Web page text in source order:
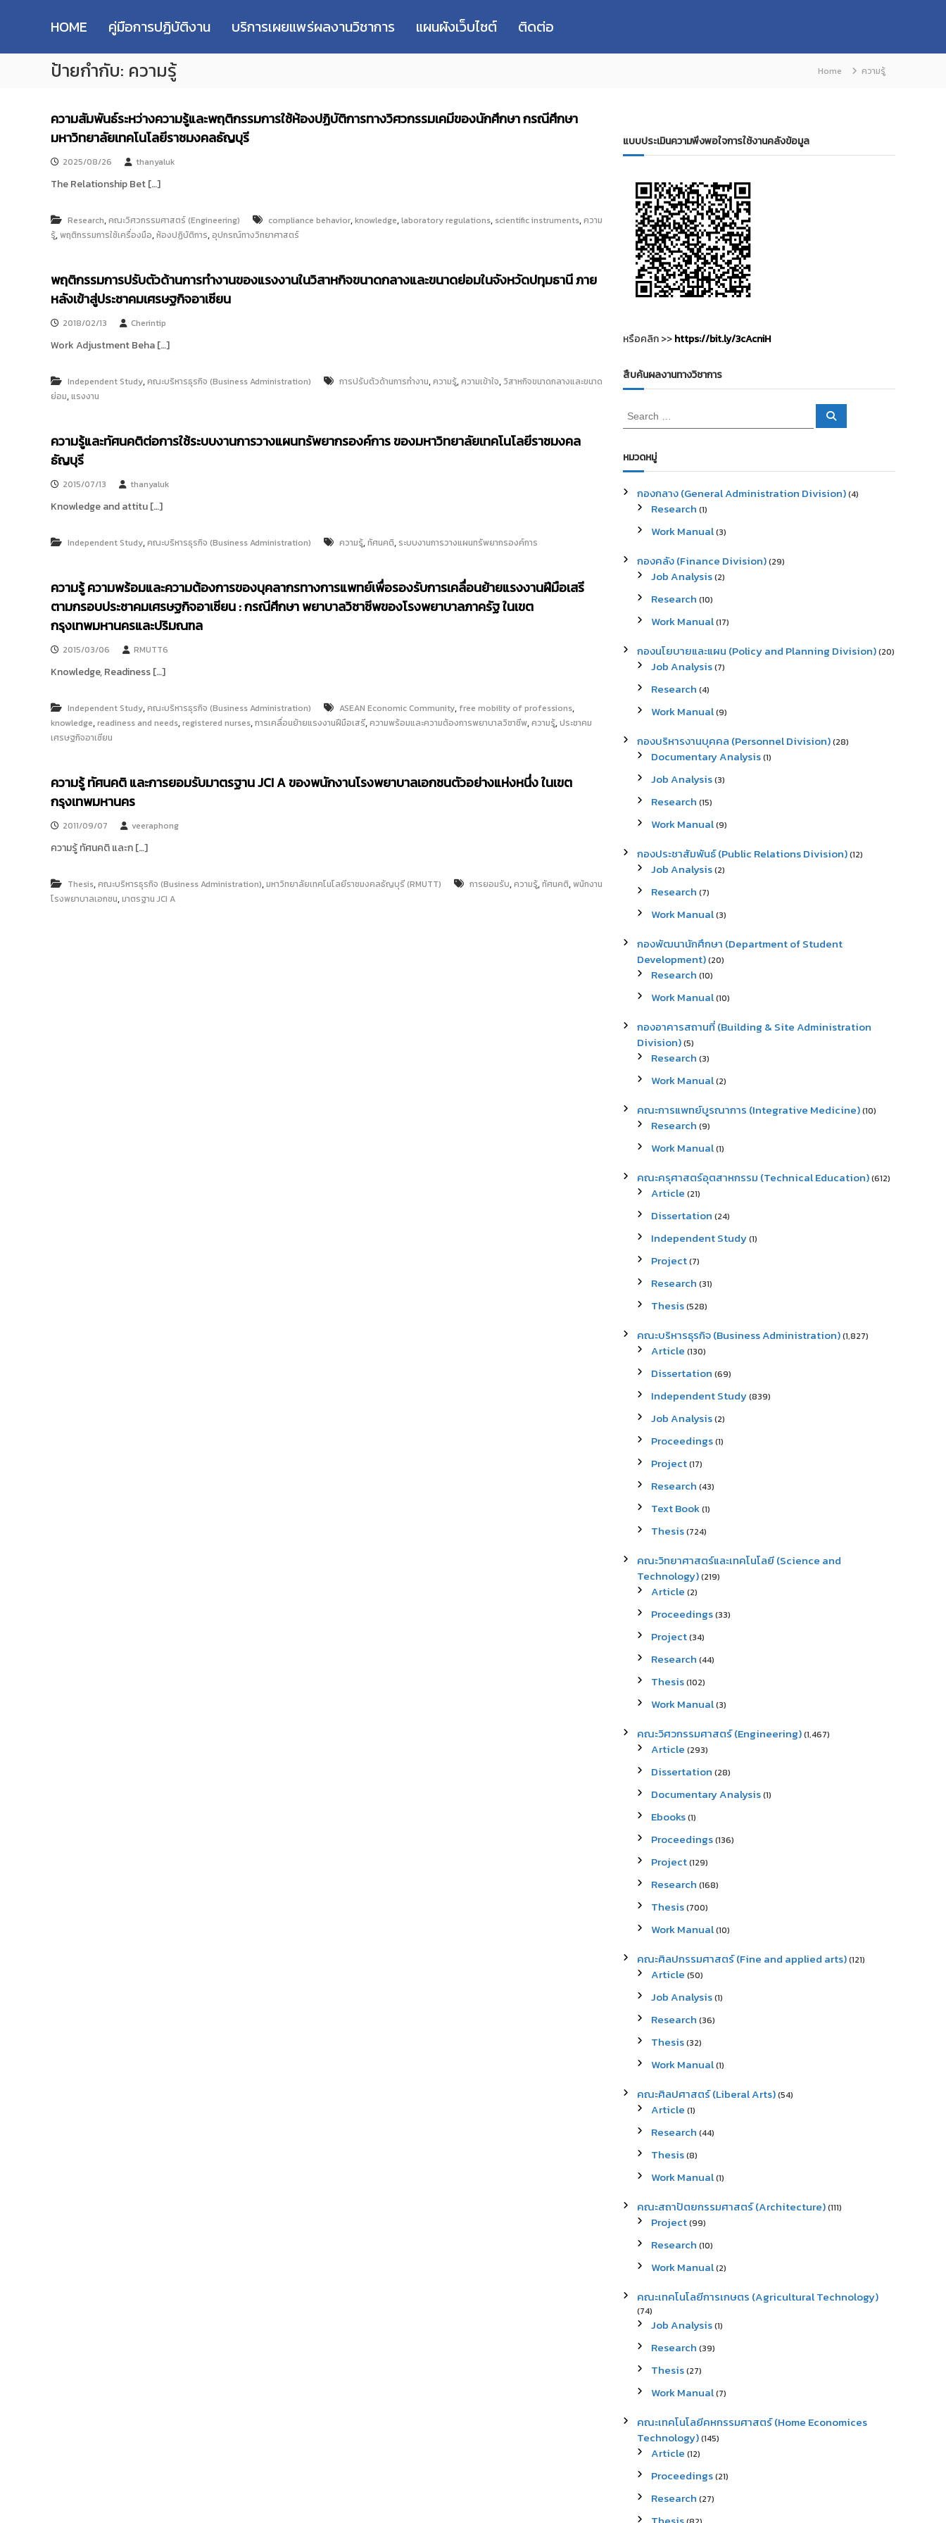
p
M
T
T
e
s
e
a
r
c
h
R
e
o
s
t
o
y
:
ง
ข้
อ
ล
า
วิ
จั
ย
ห
วิ
ท
ย
เ
โ
โ
า
ช
ม
ง
ล
ญ
บุ
HOME คู่มือการปฏิบัติงาน บริการเผยแพร่ผลงานวิชาการ แผนผังเว็บไซต์ ติดต่อ
ป้ายกำกับ: ความรู้ Home ความรู้
ความสัมพันธ์ระหว่างความรู้และพฤติกรรมการใช้ห้องปฏิบัติการทางวิศวกรรมเคมีของนักศึกษา กรณีศึกษา
มหาวิทยาลัยเทคโนโลยีราชมงคลธัญบุรี
2025/08/26 thanyaluk
The Relationship Bet […]
Research,คณะวิศวกรรมศาสตร์ (Engineering) compliance behavior,knowledge,laboratory regulations, scientific instruments,ความ
รู้,พฤติกรรมการใช้เครื่องมือ,ห้องปฏิบัติการ,อุปกรณ์ทางวิทยาศาสตร์
พฤติกรรมการปรับตัวด้านการทำงานของแรงงานในวิสาหกิจขนาดกลางและขนาดย่อมในจังหวัดปทุมธานี ภาย
หลังเข้าสู่ประชาคมเศรษฐกิจอาเซียน
2018/02/13 Cherintip
Work Adjustment Beha […]
Independent Study,คณะบริหารธุรกิจ (Business Administration) การปรับตัวด้านการทำงาน,ความรู้,ความเข้าใจ, วิสาหกิจขนาดกลางและขนาด
ย่อม,แรงงาน
ความรู้และทัศนคติต่อการใช้ระบบงานการวางแผนทรัพยากรองค์การ ของมหาวิทยาลัยเทคโนโลยีราชมงคล
ธัญบุรี
2015/07/13 thanyaluk
Knowledge and attitu […]
Independent Study,คณะบริหารธุรกิจ (Business Administration) ความรู้,ทัศนคติ, ระบบงานการวางแผนทรัพยากรองค์การ
ความรู้ ความพร้อมและความต้องการของบุคลากรทางการแพทย์เพื่อรองรับการเคลื่อนย้ายแรงงานฝีมือเสรี
ตามกรอบประชาคมเศรษฐกิจอาเซียน : กรณีศึกษา พยาบาลวิชาชีพของโรงพยาบาลภาครัฐ ในเขต
กรุงเทพมหานครและปริมณฑล
2015/03/06 RMUTT6
Knowledge, Readiness […]
Independent Study,คณะบริหารธุรกิจ (Business Administration) ASEAN Economic Community, free mobility of professions,
knowledge,readiness and needs,registered nurses,การเคลื่อนย้ายแรงงานฝีมือเสรี,ความพร้อมและความต้องการพยาบาลวิชาชีพ,ความรู้,ประชาคม
เศรษฐกิจอาเซียน
ความรู้ ทัศนคติ และการยอมรับมาตรฐาน JCI A ของพนักงานโรงพยาบาลเอกชนตัวอย่างแห่งหนึ่ง ในเขต
กรุงเทพมหานคร
2011/09/07 veeraphong
ความรู้ ทัศนคติ และก […]
Thesis,คณะบริหารธุรกิจ (Business Administration),มหาวิทยาลัยเทคโนโลยีราชมงคลธัญบุรี (RMUTT) การยอมรับ,ความรู้,ทัศนคติ,พนักงาน
โรงพยาบาลเอกชน,มาตรฐาน JCI A
แบบประเมินความพึงพอใจการใช้งานคลังข้อมูล
หรือคลิก >>https://bit.ly/3cAcniH
สืบค้นผลงานทางวิชาการ
S
e
r
c
f
S
หมวดหมู่
กองกลาง (General Administration Division)(4)
Research (1)
Work Manual(3)
กองคลัง (Finance Division)(29)
Job Analysis(2)
Research (10)
Work Manual(17)
กองนโยบายและแผน (Policy and Planning Division)(20)
Job Analysis(7)
Research (4)
Work Manual(9)
กองบริหารงานบุคคล (Personnel Division)(28)
Documentary Analysis(1)
Job Analysis(3)
Research (15)
Work Manual(9)
กองประชาสัมพันธ์ (Public Relations Division)(12)
Job Analysis(2)
Research (7)
Work Manual(3)
กองพัฒนานักศึกษา (Department of Student
Development)(20)
Research (10)
Work Manual(10)
กองอาคารสถานที่ (Building & Site Administration
Division)(5)
Research (3)
Work Manual(2)
คณะการแพทย์บูรณาการ (Integrative Medicine)(10)
Research (9)
Work Manual(1)
คณะครุศาสตร์อุตสาหกรรม (Technical Education)(612)
Article (21)
Dissertation (24)
Independent Study(1)
Project(7)
Research (31)
Thesis(528)
คณะบริหารธุรกิจ (Business Administration)(1,827)
Article (130)
Dissertation (69)
Independent Study(839)
Job Analysis(2)
Proceedings(1)
Project(17)
Research (43)
Text Book(1)
Thesis(724)
คณะวิทยาศาสตร์และเทคโนโลยี (Science and
Technology)(219)
Article (2)
Proceedings(33)
Project(34)
Research (44)
Thesis(102)
Work Manual(3)
คณะวิศวกรรมศาสตร์ (Engineering)(1,467)
Article (293)
Dissertation (28)
Documentary Analysis(1)
Ebooks(1)
Proceedings(136)
Project(129)
Research (168)
Thesis(700)
Work Manual(10)
คณะศิลปกรรมศาสตร์ (Fine and applied arts)(121)
Article (50)
Job Analysis(1)
Research (36)
Thesis(32)
Work Manual(1)
คณะศิลปศาสตร์ (Liberal Arts)(54)
Article (1)
Research (44)
Thesis(8)
Work Manual(1)
คณะสถาปัตยกรรมศาสตร์ (Architecture)(111)
Project(99)
Research (10)
Work Manual(2)
คณะเทคโนโลยีการเกษตร (Agricultural Technology)
(74)
Job Analysis(1)
Research (39)
Thesis(27)
Work Manual(7)
คณะเทคโนโลยีคหกรรมศาสตร์ (Home Economices
Technology)(145)
Article (12)
Proceedings(21)
Research (27)